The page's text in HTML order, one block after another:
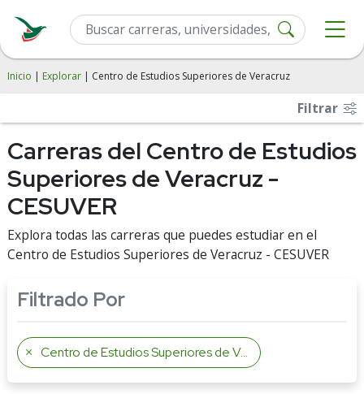
Inicio | Explorar | Centro de Estudios Superiores de Veracruz
Filtrar
Carreras del Centro de Estudios
Superiores de Veracruz -
CESUVER
Explora todas las carreras que puedes estudiar en el
Centro de Estudios Superiores de Veracruz - CESUVER
Filtrado Por
Centro de Estudios Superiores de Veracruz